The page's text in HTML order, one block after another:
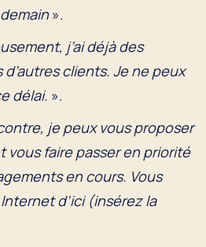
».
j’ai déjà des
clients. Je ne peux
délai. ».
je peux vous proposer
vous faire passer en priorité
en cours. Vous
d’ici (insérez la